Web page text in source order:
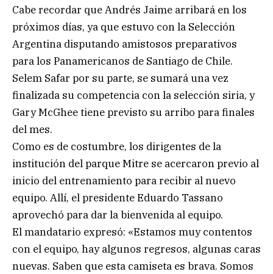
Cabe recordar que Andrés Jaime arribará en los
próximos días, ya que estuvo con la Selección
Argentina disputando amistosos preparativos
para los Panamericanos de Santiago de Chile.
Selem Safar por su parte, se sumará una vez
finalizada su competencia con la selección siria, y
Gary McGhee tiene previsto su arribo para finales
del mes.
Como es de costumbre, los dirigentes de la
institución del parque Mitre se acercaron previo al
inicio del entrenamiento para recibir al nuevo
equipo. Allí, el presidente Eduardo Tassano
aprovechó para dar la bienvenida al equipo.
El mandatario expresó: «Estamos muy contentos
con el equipo, hay algunos regresos, algunas caras
nuevas. Saben que esta camiseta es brava. Somos